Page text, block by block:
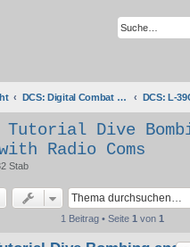
DCS: Digital Combat Simulator Series DCS: L-
Tutorial Dive
Radio Coms
Stab
1 Beitrag • Seite 1 von 1